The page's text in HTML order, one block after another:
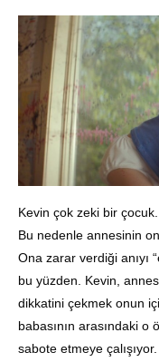
Kevin çok zeki bir
Bu nedenle annesinin
Ona zarar verdiği anıyı
bu yüzden. Kevin,
dikkatini çekmek onun
babasının arasındaki
sabote etmeye